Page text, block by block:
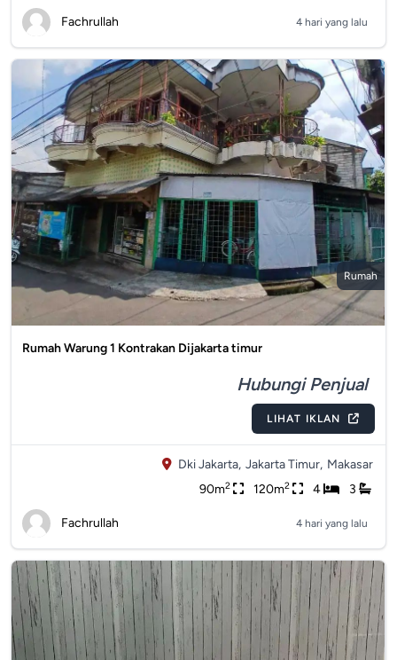
Fachrullah 4 hari yang lalu
Rumah
Rumah Warung 1 Kontrakan Dijakarta timur
Hubungi Penjual
LIHAT IKLAN
Dki Jakarta, Jakarta Timur, Makasar
90m2 120m2 4 3
Fachrullah 4 hari yang lalu